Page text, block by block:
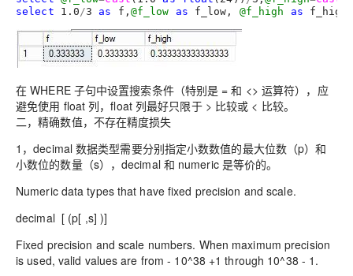
select
1.0/3 as f, @f_low as f_low, @f_high as f_high
在 WHERE 子句中设置搜索条件（特别是 = 和 <> 运算符），应
避免使用 float 列，float 列最好只限于 > 比较或 < 比较。
二，精确数值，不存在精度损失
1，decimal 数据类型需要分别指定小数数值的最大位数（p）和
小数位的数量（s），decimal 和 numeric 是等价的。
Numeric data types that have fixed precision and scale.
decimal [ (p[ ,s] )]
Fixed precision and scale numbers. When maximum precision
is used, valid values are from - 10^38 +1 through 10^38 - 1.